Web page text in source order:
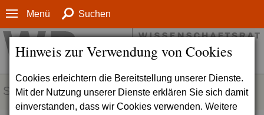
Hinweis zur Verwendung von Cookies
Cookies erleichtern die Bereitstellung unserer Dienste.
Mit der Nutzung unserer Dienste erklären Sie sich damit
einverstanden, dass wir Cookies verwenden. Weitere
Menü Suchen
SERVICE